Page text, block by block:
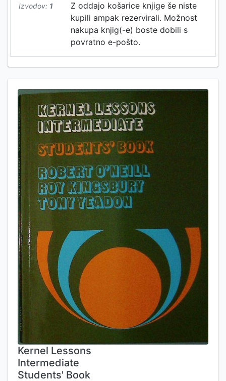
Izvodov: 1
Z oddajo košarice knjige še niste
kupili ampak rezervirali. Možnost
nakupa knjig(-e) boste dobili s
povratno e-pošto.
Kernel Lessons
Intermediate
Students' Book